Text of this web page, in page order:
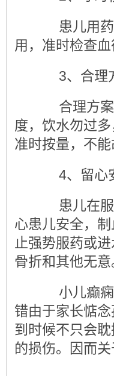
患儿用药
用，准时检查血
3、合理
合理方案
度，饮水勿过
准时按量，不
4、留心
患儿在服
心患儿安全，
止强势服药或
骨折和其他无意
小儿癫痫
错由于家长惦
到时候不只会
的损伤。因而